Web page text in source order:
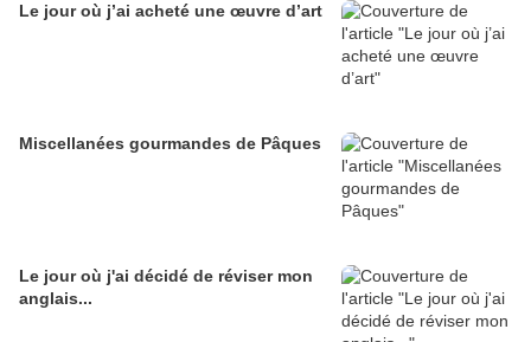
Le jour où j’ai acheté une œuvre d’art
Miscellanées gourmandes de Pâques
Le jour où j'ai décidé de réviser mon
anglais...